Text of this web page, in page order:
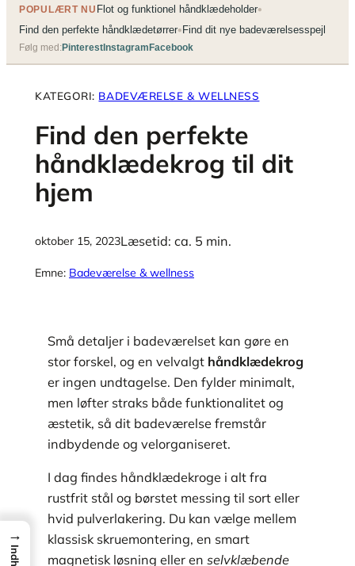
POPULÆRT NU Flot og funktionel håndklædeholder•
Find den perfekte håndklædetørrer• Find dit nye badeværelsesspejl
Følg med: Pinterest Instagram Facebook
KATEGORI: BADEVÆRELSE & WELLNESS
Find den perfekte
håndklædekrog til dit
hjem
oktober 15, 2023Læsetid: ca. 5 min.
Emne: Badeværelse & wellness
Små detaljer i badeværelset kan gøre en
stor forskel, og en velvalgt håndklædekrog
er ingen undtagelse. Den fylder minimalt,
men løfter straks både funktionalitet og
æstetik, så dit badeværelse fremstår
indbydende og velorganiseret.
I dag findes håndklædekroge i alt fra
rustfrit stål og børstet messing til sort eller
hvid pulverlakering. Du kan vælge mellem
klassisk skruemontering, en smart
magnetisk løsning eller en selvklæbende
→